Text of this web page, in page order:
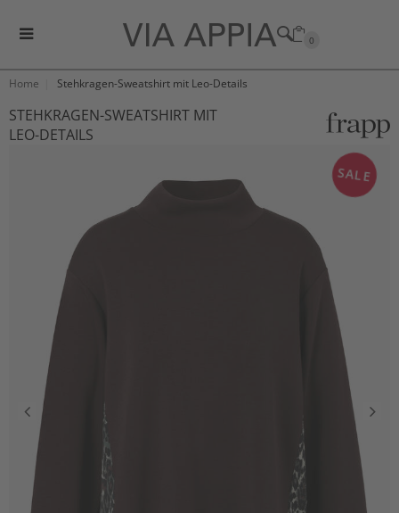
0
Home Stehkragen-Sweatshirt mit Leo-Details
STEHKRAGEN-SWEATSHIRT MIT
LEO-DETAILS
SALE